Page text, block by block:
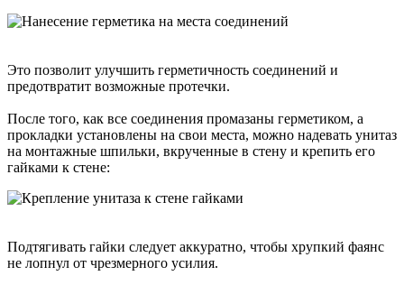
Это позволит улучшить герметичность соединений и
предотвратит возможные протечки.
После того, как все соединения промазаны герметиком, а
прокладки установлены на свои места, можно надевать унитаз
на монтажные шпильки, вкрученные в стену и крепить его
гайками к стене:
Подтягивать гайки следует аккуратно, чтобы хрупкий фаянс
не лопнул от чрезмерного усилия.